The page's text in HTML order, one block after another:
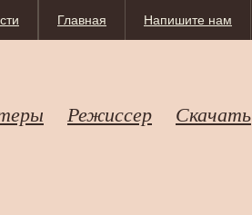
Напишите нам
Главная
Режиссер Скачать